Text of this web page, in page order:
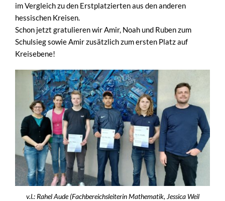
im Vergleich zu den Erstplatzierten aus den anderen
hessischen Kreisen.
Schon jetzt gratulieren wir Amir, Noah und Ruben zum
Schulsieg sowie Amir zusätzlich zum ersten Platz auf
Kreisebene!
v.l.: Rahel Aude (Fachbereichsleiterin Mathematik, Jessica Weil